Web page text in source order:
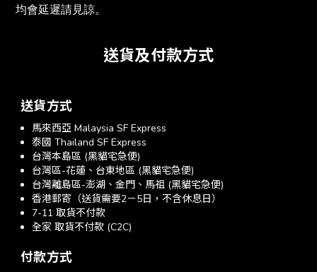
均會延遲請見諒。
送貨及付款方式
送貨方式
馬來西亞 Malaysia SF Express
泰國 Thailand SF Express
台灣本島區 (黑貓宅急便)
台灣區-花蓮、台東地區 (黑貓宅急便)
台灣離島區-澎湖、金門、馬祖 (黑貓宅急便)
香港郵寄（送貨需要2－5日，不含休息日）
7-11 取貨不付款
全家 取貨不付款 (C2C)
付款方式